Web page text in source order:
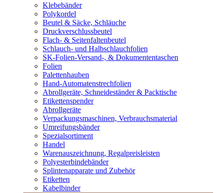
Klebebänder
Polykordel
Beutel & Säcke, Schläuche
Druckverschlussbeutel
Flach- & Seitenfaltenbeutel
Schlauch- und Halbschlauchfolien
SK-Folien-Versand-, & Dokumententaschen
Folien
Palettenhauben
Hand-Automatenstrechfolien
Abrollgeräte, Schneideständer & Packtische
Etikettenspender
Abrollgeräte
Verpackungsmaschinen, Verbrauchsmaterial
Umreifungsbänder
Spezialsortiment
Handel
Warenauszeichnung, Regalpreisleisten
Polyesterbindebänder
Splintenapparate und Zubehör
Etiketten
Kabelbinder